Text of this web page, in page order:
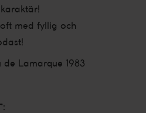
med fyllig och
de Lamarque 1983
: